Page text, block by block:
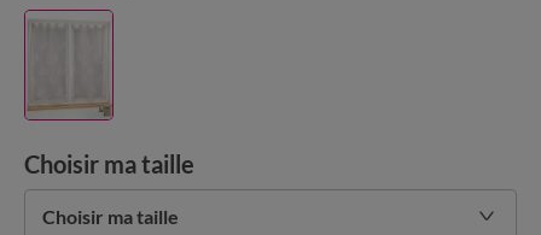
Choisir ma taille
Choisir ma taille